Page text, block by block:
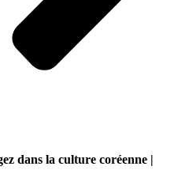
dans la culture coréenne |